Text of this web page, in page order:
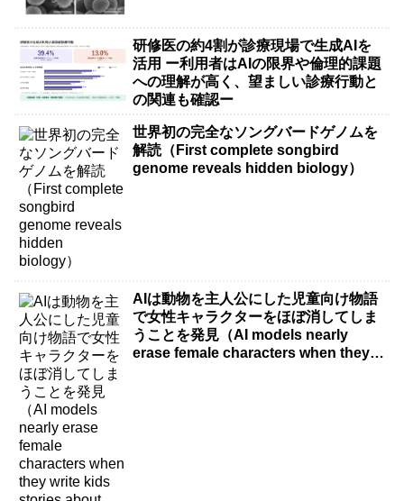
研修医の約4割が診療現場で生成AIを
活用 ー利用者はAIの限界や倫理的課題
への理解が高く、望ましい診療行動と
の関連も確認ー
世界初の完全なソングバードゲノムを
解読（First complete songbird
genome reveals hidden biology）
AIは動物を主人公にした児童向け物語
で女性キャラクターをほぼ消してしま
うことを発見（AI models nearly
erase female characters when they